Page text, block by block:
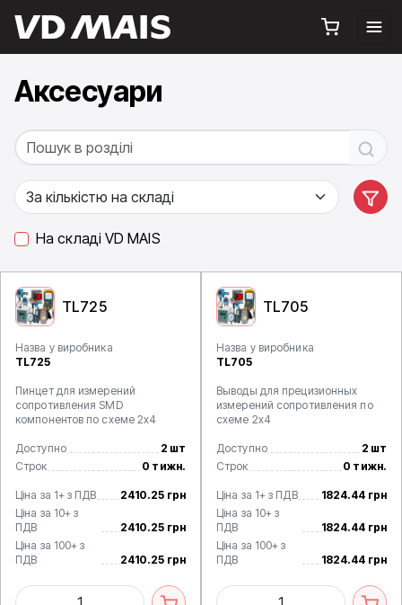
Аксесуари
На складі VD MAIS
TL725
Назва у виробника
TL725
Пинцет для измерений
сопротивления SMD
компонентов по схеме 2х4
Доступно
2 шт
Строк
0 тижн.
Ціна за 1+ з ПДВ
2410.25 грн
Ціна за 10+ з
ПДВ
2410.25 грн
Ціна за 100+ з
ПДВ
2410.25 грн
TL705
Назва у виробника
TL705
Выводы для прецизионных
измерений сопротивления по
схеме 2х4
Доступно
2 шт
Строк
0 тижн.
Ціна за 1+ з ПДВ
1824.44 грн
Ціна за 10+ з
ПДВ
1824.44 грн
Ціна за 100+ з
ПДВ
1824.44 грн